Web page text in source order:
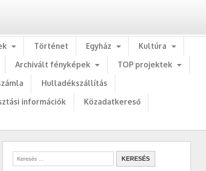
Történet Egyház
Kultúra
Archivált fényképek
TOP projektek
Hulladékszállítás
információk
Közadatkereső